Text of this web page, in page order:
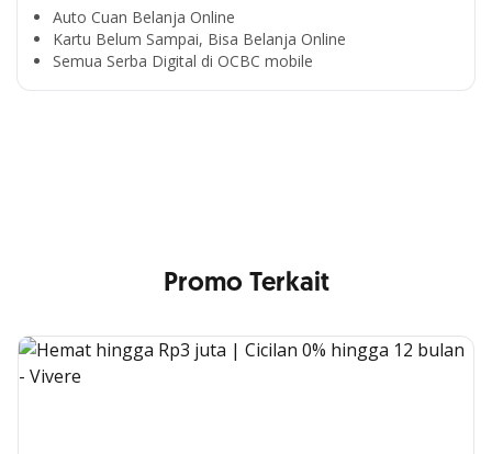
Auto Cuan Belanja Online
Kartu Belum Sampai, Bisa Belanja Online
Semua Serba Digital di OCBC mobile
Cross Selling Banner Global
Promo Terkait